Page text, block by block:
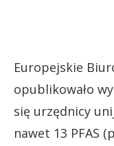
Europejskie
opublikowało
się urzędnicy
nawet 13 PFAS